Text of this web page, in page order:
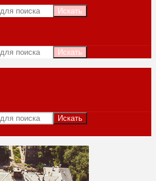
Искать
Искать
Искать